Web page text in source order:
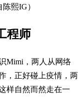
熙IG）
程师
Mimi，两人从网络
，正好碰上疫情，两
样自然而然走在一